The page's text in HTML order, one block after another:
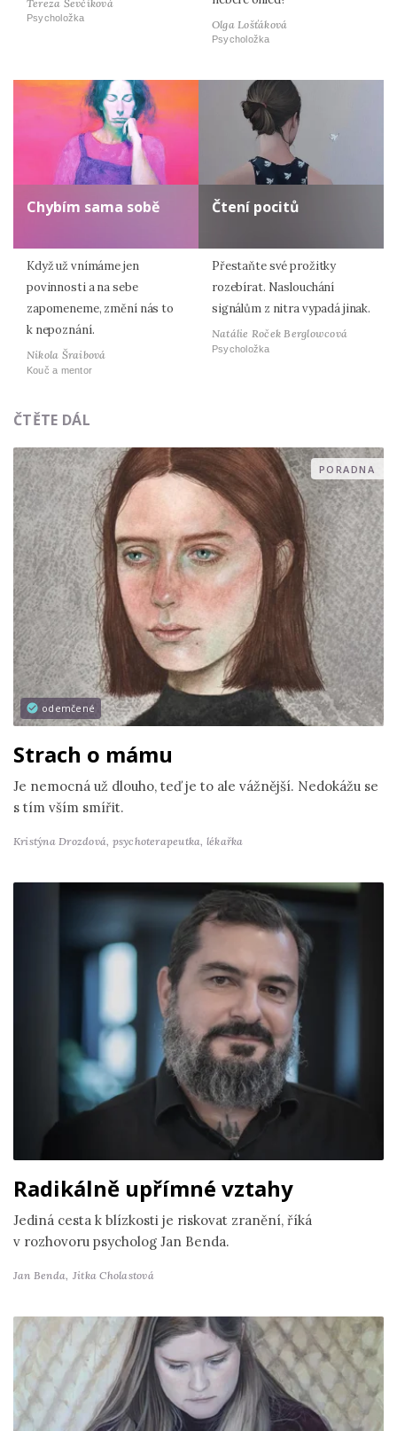
Tereza Ševčíková
Psycholožka Olga Lošťáková
Psycholožka
Chybím sama sobě
Když už vnímáme jen
povinnosti a na sebe
zapomeneme, změní nás to
k nepoznání.
Nikola Šraibová
Kouč a mentor
Čtení pocitů
Přestaňte své prožitky
rozebírat. Naslouchání
signálům z nitra vypadá jinak.
Natálie Roček Berglowcová
Psycholožka
ČTĚTE DÁL
odemčené
PORADNA
Strach o mámu
Je nemocná už dlouho, teď je to ale vážnější. Nedokážu se
s tím vším smířit.
Kristýna Drozdová, psychoterapeutka, lékařka
Radikálně upřímné vztahy
Jediná cesta k blízkosti je riskovat zranění, říká
v rozhovoru psycholog Jan Benda.
Jan Benda, Jitka Cholastová